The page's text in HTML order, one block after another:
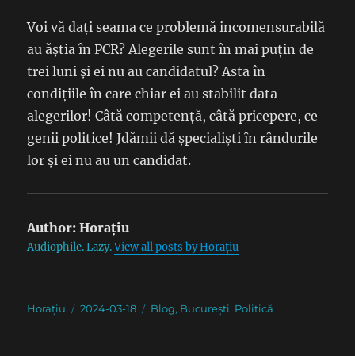
Voi vă dați seama ce problemă incomensurabilă
au ăștia în PCR? Alegerile sunt în mai puțin de
trei luni și ei nu au candidatul? Asta în
condițiile în care chiar ei au stabilit data
alegerilor! Câtă competență, câtă pricepere, ce
genii politice! Jdămii dă șpecialiști în rândurile
lor și ei nu au un candidat.
Author: Horațiu
Audiophile. Lazy.View all posts by Horațiu
Author
Horațiu
Posted
2024-03-18 Categories
Blog, București, Politică